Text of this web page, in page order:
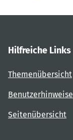
Hilfreiche Links
Themenübersicht
Benutzerhinweise
Seitenübersicht